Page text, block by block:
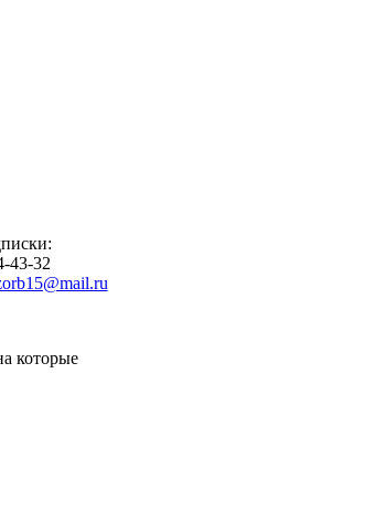
43-32
которые